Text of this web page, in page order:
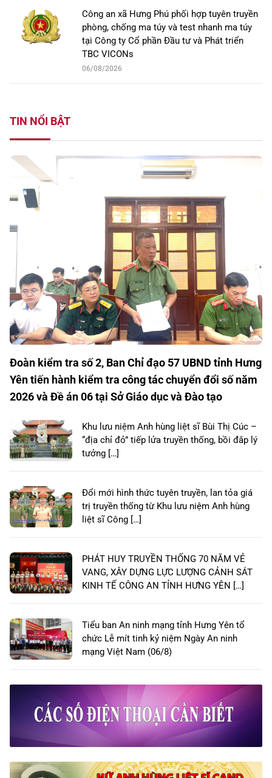
Công an xã Hưng Phú phối hợp tuyên truyền
phòng, chống ma túy và test nhanh ma túy
tại Công ty Cổ phần Đầu tư và Phát triển
TBC VICONs
06/08/2026
TIN NỔI BẬT
Đoàn kiểm tra số 2, Ban Chỉ đạo 57 UBND tỉnh Hưng
Yên tiến hành kiểm tra công tác chuyển đổi số năm
2026 và Đề án 06 tại Sở Giáo dục và Đào tạo
Khu lưu niệm Anh hùng liệt sĩ Bùi Thị Cúc –
“địa chỉ đỏ” tiếp lửa truyền thống, bồi đắp lý
tưởng […]
Đổi mới hình thức tuyên truyền, lan tỏa giá
trị truyền thống từ Khu lưu niệm Anh hùng
liệt sĩ Công […]
PHÁT HUY TRUYỀN THỐNG 70 NĂM VẺ
VANG, XÂY DỰNG LỰC LƯỢNG CẢNH SÁT
KINH TẾ CÔNG AN TỈNH HƯNG YÊN […]
Tiểu ban An ninh mạng tỉnh Hưng Yên tổ
chức Lễ mít tinh kỷ niệm Ngày An ninh
mạng Việt Nam (06/8)